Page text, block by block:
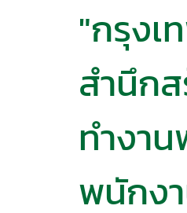
"กรุง
สำนึก
ทำงา
พนักง